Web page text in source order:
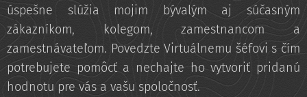
úspešne slúžia mojim bývalým aj súčasným
zákazníkom, kolegom, zamestnancom a
zamestnávateľom. Povedzte Virtuálnemu šéfovi s čím
potrebujete pomôcť a nechajte ho vytvoriť pridanú
hodnotu pre vás a vašu spoločnosť.